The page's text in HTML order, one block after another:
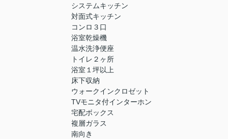
システムキッチン
対面式キッチン
コンロ３口
浴室乾燥機
温水洗浄便座
トイレ２ヶ所
浴室１坪以上
床下収納
ウォークインクロゼット
TVモニタ付インターホン
宅配ボックス
複層ガラス
南向き